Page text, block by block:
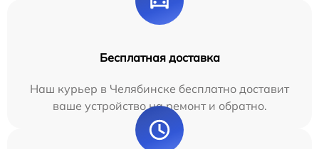
Бесплатная доставка
Наш курьер в Челябинске бесплатно доставит
ваше устройство на ремонт и обратно.